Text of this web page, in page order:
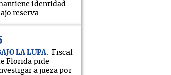
identidad
reserva
LA LUPA
Fiscal
Florida pide
a jueza por